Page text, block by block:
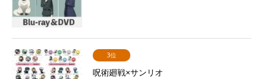
3位
呪術廻戦×サンリオ